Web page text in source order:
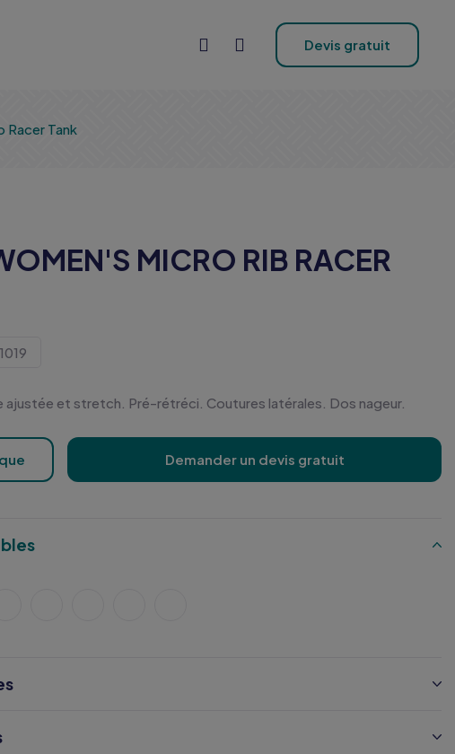
Devis gratuit
Racer Tank
MICRO RIB RACER
1019
ajustée et stretch. Pré-rétréci. Coutures latérales. Dos nageur.
Demander un devis gratuit